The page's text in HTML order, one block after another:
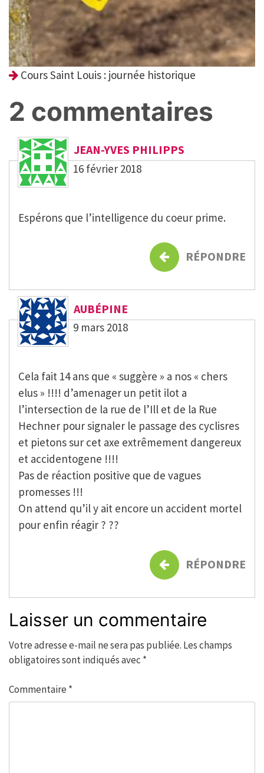
Cours Saint Louis : journée historique
2 commentaires
JEAN-YVES PHILIPPS
16 février 2018
Espérons que l’intelligence du coeur prime.
RÉPONDRE
AUBÉPINE
9 mars 2018
Cela fait 14 ans que « suggère » a nos « chers
elus » !!!! d’amenager un petit ilot a
l’intersection de la rue de l’Ill et de la Rue
Hechner pour signaler le passage des cyclisres
et pietons sur cet axe extrêmement dangereux
et accidentogene !!!!
Pas de réaction positive que de vagues
promesses !!!
On attend qu’il y ait encore un accident mortel
pour enfin réagir ? ??
RÉPONDRE
Laisser un commentaire
Votre adresse e-mail ne sera pas publiée. Les champs
obligatoires sont indiqués avec *
Commentaire *